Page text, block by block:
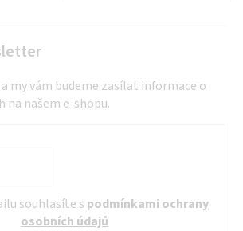
my vám budeme zasílat informace o
na našem e-shopu.
souhlasíte s podmínkami ochrany
osobních údajů